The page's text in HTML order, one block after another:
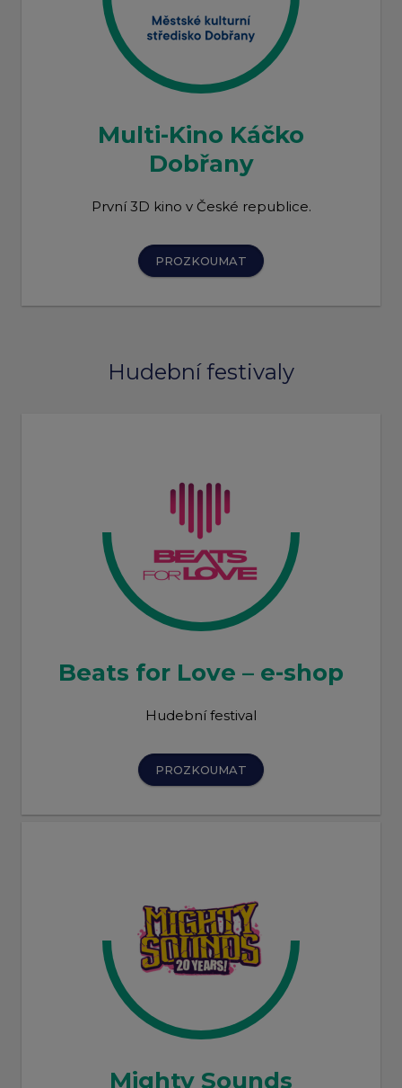
Multi-Kino Káčko
Dobřany
První 3D kino v České republice.
PROZKOUMAT
Hudební festivaly
Beats for Love – e-shop
Hudební festival
PROZKOUMAT
Mighty Sounds